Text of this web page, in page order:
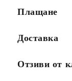
Плащане
Доставка
Отзиви от